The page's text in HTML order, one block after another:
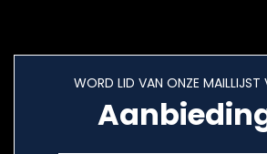
WORD LID VAN ONZE MAILLIJST